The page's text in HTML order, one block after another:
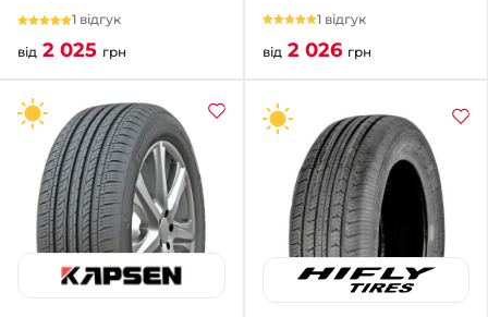
1 відгук
від 2 025 грн
1 відгук
від 2 026 грн